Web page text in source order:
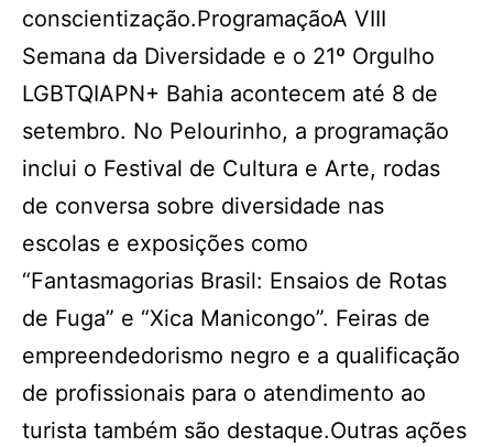
conscientização.ProgramaçãoA VIII
Semana da Diversidade e o 21º Orgulho
LGBTQIAPN+ Bahia acontecem até 8 de
setembro. No Pelourinho, a programação
inclui o Festival de Cultura e Arte, rodas
de conversa sobre diversidade nas
escolas e exposições como
“Fantasmagorias Brasil: Ensaios de Rotas
de Fuga” e “Xica Manicongo”. Feiras de
empreendedorismo negro e a qualificação
de profissionais para o atendimento ao
turista também são destaque.Outras ações